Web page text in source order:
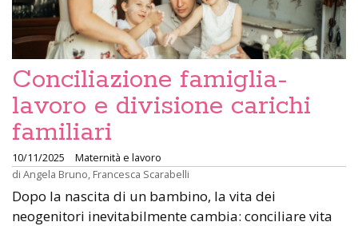
Conciliazione famiglia-
lavoro e divisione carichi
familiari
10/11/2025
Maternità e lavoro
di Angela Bruno, Francesca Scarabelli
Dopo la nascita di un bambino, la vita dei
neogenitori inevitabilmente cambia: conciliare vita